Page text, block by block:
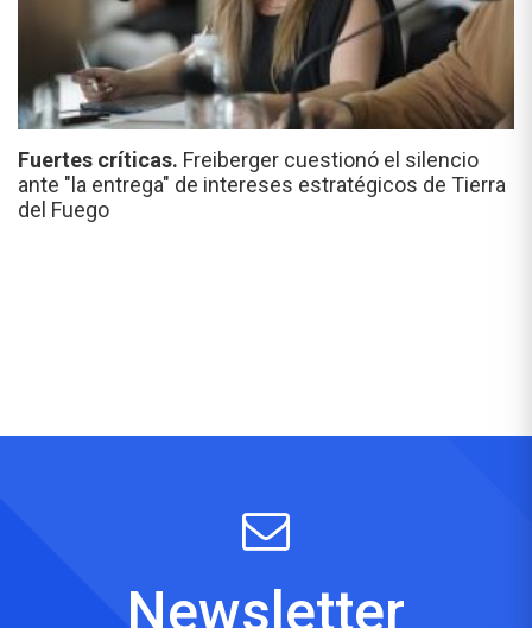
Fuertes críticas. Freiberger cuestionó el silencio
ante "la entrega" de intereses estratégicos de Tierra
del Fuego
Newsletter